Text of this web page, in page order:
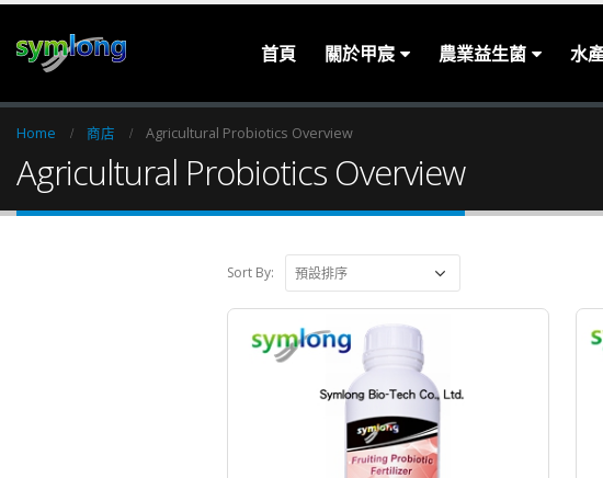
首頁 關於甲宸 農業益生菌 水
Home 商店 Agricultural Probiotics Overview
Agricultural Probiotics Overview
Sort By: